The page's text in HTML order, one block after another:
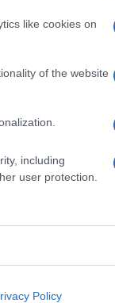
like cookies on
of the website
including
user protection.
Policy